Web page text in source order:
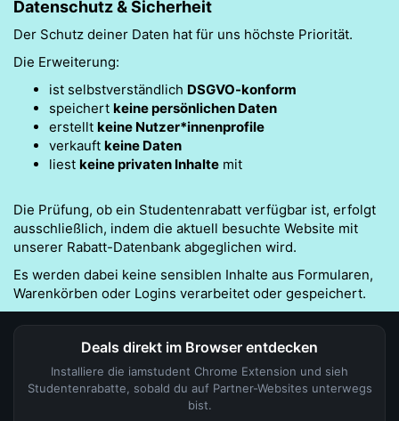
Datenschutz & Sicherheit
Der Schutz deiner Daten hat für uns höchste Priorität.
Die Erweiterung:
ist selbstverständlich DSGVO-konform
speichert keine persönlichen Daten
erstellt keine Nutzer*innenprofile
verkauft keine Daten
liest keine privaten Inhalte mit
Die Prüfung, ob ein Studentenrabatt verfügbar ist, erfolgt
ausschließlich, indem die aktuell besuchte Website mit
unserer Rabatt-Datenbank abgeglichen wird.
Es werden dabei keine sensiblen Inhalte aus Formularen,
Warenkörben oder Logins verarbeitet oder gespeichert.
Deals direkt im Browser entdecken
Installiere die iamstudent Chrome Extension und sieh
Studentenrabatte, sobald du auf Partner-Websites unterwegs
bist.